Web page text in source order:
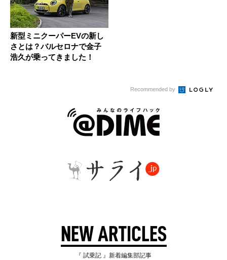
新型ミニクーパーEVの新し
さとは？バルセロナで金子
浩久が乗ってきました！
Recommended by
NEW ARTICLES
『 試乗記 』新着編集部記事